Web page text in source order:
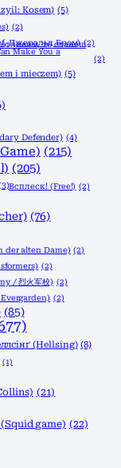
Kosem) (5)
(2)
Джеральд Бром) (2)
то станеш
Make You a
(2)
i mieczem) (5)
Defender) (4)
(215)
(205)
Всплеск! (Free!) (2)
(76)
der alten Dame) (2)
(2)
/ 烈火军校) (2)
(2)
(85)
(Hellsing) (8)
(1)
(21)
game) (22)